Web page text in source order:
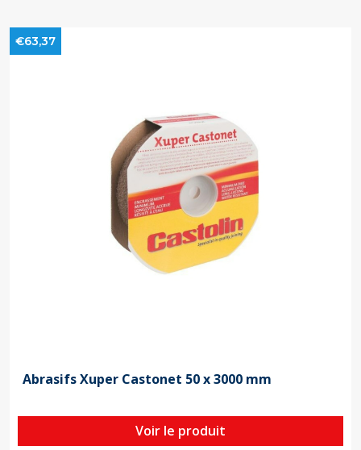
€63,37
Abrasifs Xuper Castonet 50 x 3000 mm
Voir le produit